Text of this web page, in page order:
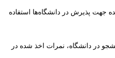
شده جهت پذیرش در دانشگاه‌ها استفاده
در دانشگاه، نمرات اخذ شده در